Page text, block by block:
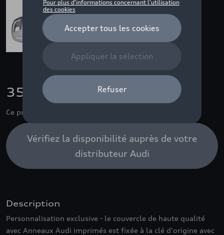
35,01 €
Ce produit n'est actuellement pas de stock
Vérifiez la disponibilité auprès de votre
distributeur Audi
Description
Personnalisation exclusive - le couvercle de haute qualité
avec Anneaux Audi imprimés est fixée à la clé d'origine avec